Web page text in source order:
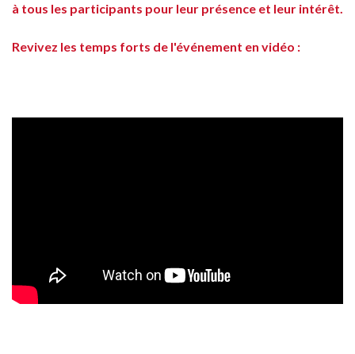
à tous les participants pour leur présence et leur intérêt.
Revivez les temps forts de l'événement en vidéo :